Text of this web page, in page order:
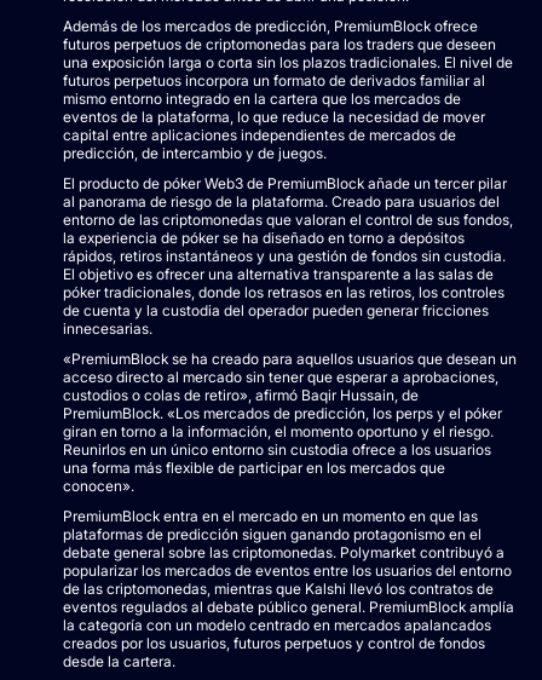
Además de los mercados de predicción, PremiumBlock ofrece
futuros perpetuos de criptomonedas para los traders que deseen
una exposición larga o corta sin los plazos tradicionales. El nivel de
futuros perpetuos incorpora un formato de derivados familiar al
mismo entorno integrado en la cartera que los mercados de
eventos de la plataforma, lo que reduce la necesidad de mover
capital entre aplicaciones independientes de mercados de
predicción, de intercambio y de juegos.
El producto de póker Web3 de PremiumBlock añade un tercer pilar
al panorama de riesgo de la plataforma. Creado para usuarios del
entorno de las criptomonedas que valoran el control de sus fondos,
la experiencia de póker se ha diseñado en torno a depósitos
rápidos, retiros instantáneos y una gestión de fondos sin custodia.
El objetivo es ofrecer una alternativa transparente a las salas de
póker tradicionales, donde los retrasos en las retiros, los controles
de cuenta y la custodia del operador pueden generar fricciones
innecesarias.
«PremiumBlock se ha creado para aquellos usuarios que desean un
acceso directo al mercado sin tener que esperar a aprobaciones,
custodios o colas de retiro», afirmó Baqir Hussain, de
PremiumBlock. «Los mercados de predicción, los perps y el póker
giran en torno a la información, el momento oportuno y el riesgo.
Reunirlos en un único entorno sin custodia ofrece a los usuarios
una forma más flexible de participar en los mercados que
conocen».
PremiumBlock entra en el mercado en un momento en que las
plataformas de predicción siguen ganando protagonismo en el
debate general sobre las criptomonedas. Polymarket contribuyó a
popularizar los mercados de eventos entre los usuarios del entorno
de las criptomonedas, mientras que Kalshi llevó los contratos de
eventos regulados al debate público general. PremiumBlock amplía
la categoría con un modelo centrado en mercados apalancados
creados por los usuarios, futuros perpetuos y control de fondos
desde la cartera.